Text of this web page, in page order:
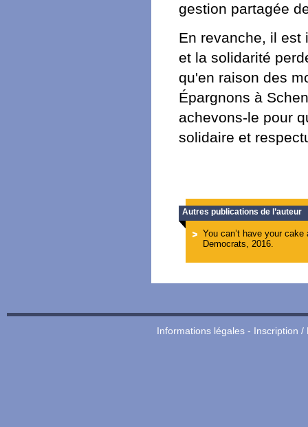
gestion partagée
En revanche, il est
et la solidarité
qu'en raison des
Épargnons à
achevons-le pour
solidaire et
Autres publications de l’auteur
You can’t have your
Democrats, 2016.
Informations légales- Inscription /